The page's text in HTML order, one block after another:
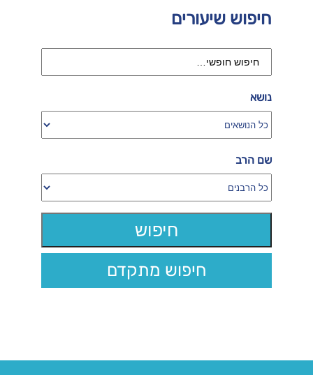
חיפוש שיעורים
נושא
שם הרב
חיפוש מתקדם